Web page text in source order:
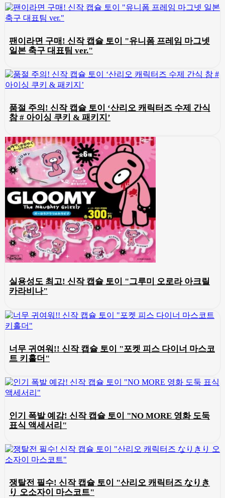
팬이라면 구매! 신작 캡슐 토이 "유니폼 프레임 마그넷
일본 축구 대표팀 ver."
품절 주의! 신작 캡슐 토이 ‘산리오 캐릭터즈 수제 간식
참 # 아이싱 쿠키 & 패키지’
실용성도 최고! 신작 캡슐 토이 "그루미 오로라 아크릴
카라비나"
너무 귀여워!! 신작 캡슐 토이 "포켓 피스 다이너 마스코
트 키홀더"
인기 폭발 예감! 신작 캡슐 토이 "NO MORE 영화 도둑
표식 액세서리"
쟁탈전 필수! 신작 캡슐 토이 "산리오 캐릭터즈 なりき
り 오소자이 마스코트"